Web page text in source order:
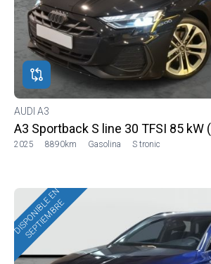
AUDI A3
A3 Sportback S line 30 TFSI 85 kW
2025 8890km Gasolina S tronic
DISPONIBLE EN
SEPTIEMBRE